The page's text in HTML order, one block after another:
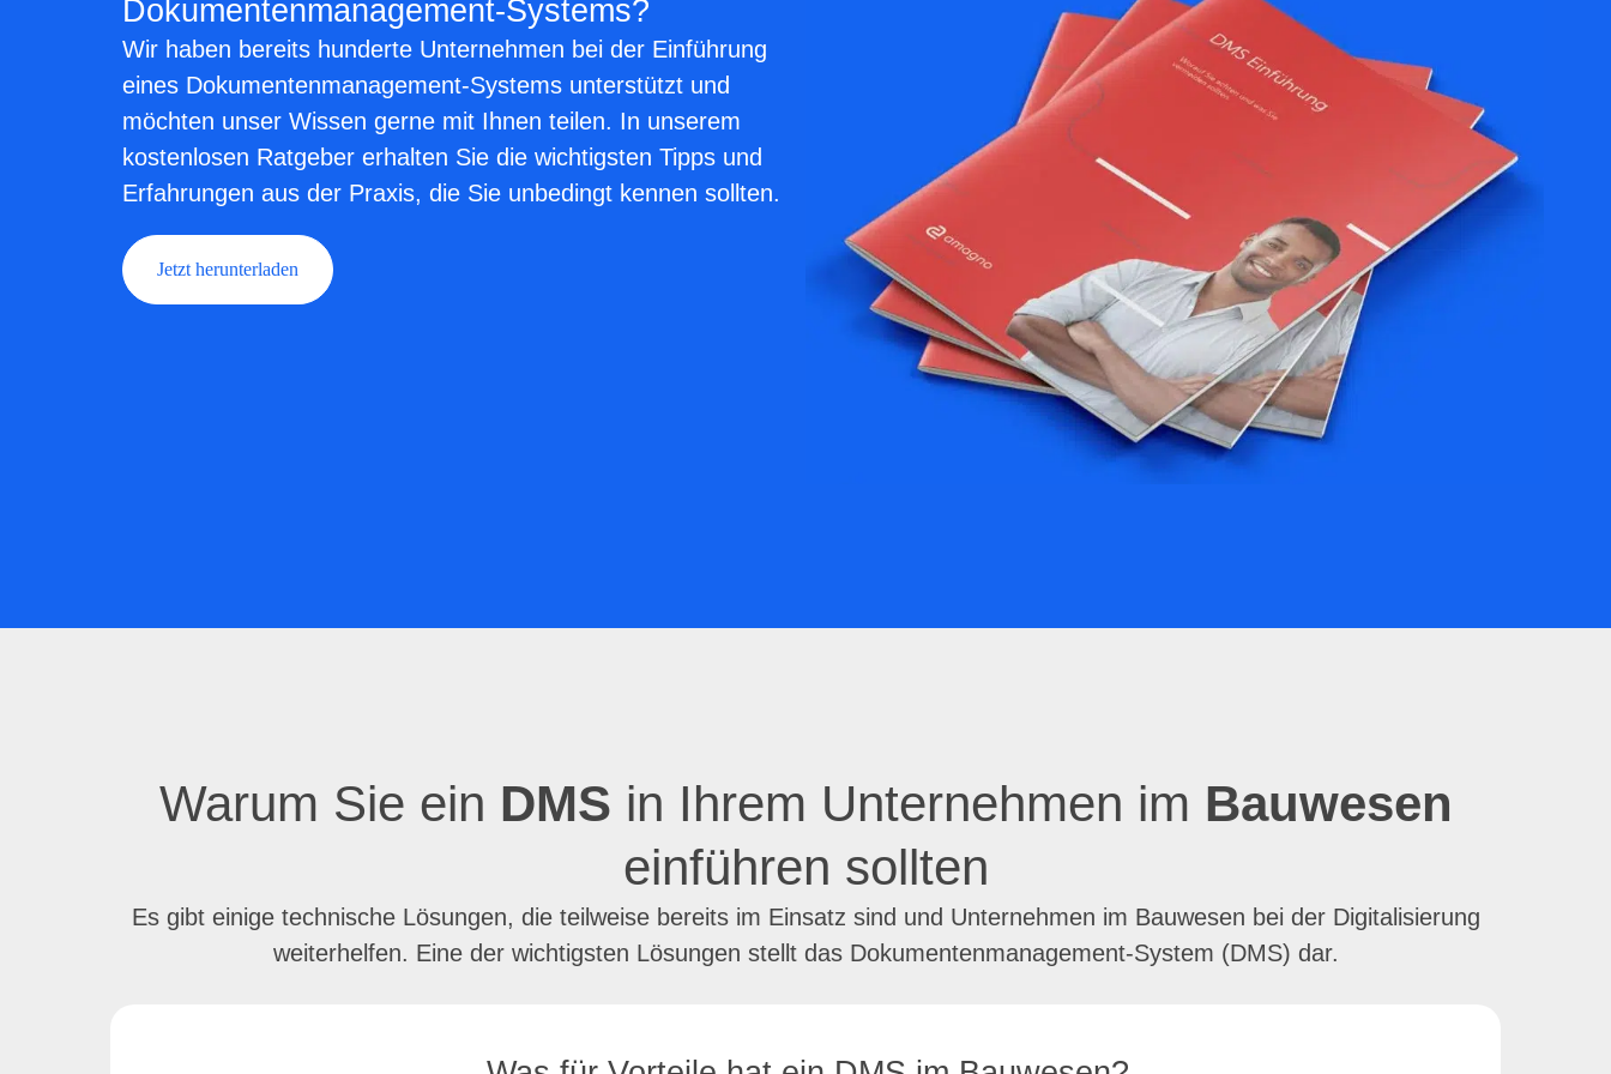
Dokumentenmanagement-Systems?
Wir haben bereits hunderte Unternehmen bei der Einführung
eines Dokumentenmanagement-Systems unterstützt und
möchten unser Wissen gerne mit Ihnen teilen. In unserem
kostenlosen Ratgeber erhalten Sie die wichtigsten Tipps und
Erfahrungen aus der Praxis, die Sie unbedingt kennen sollten.
Jetzt herunterladen
Warum Sie ein DMS in Ihrem Unternehmen im Bauwesen
einführen sollten
Es gibt einige technische Lösungen, die teilweise bereits im Einsatz sind und Unternehmen im Bauwesen bei der Digitalisierung
weiterhelfen. Eine der wichtigsten Lösungen stellt das Dokumentenmanagement-System (DMS) dar.